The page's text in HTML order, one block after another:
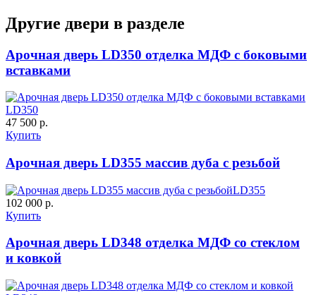
Д-37 Н
C60
Другие двери в разделе
Арочная дверь LD350 отделка МДФ с боковыми
вставками
LD350
47 500 р.
Купить
Арочная дверь LD355 массив дуба с резьбой
LD355
102 000 р.
Купить
Арочная дверь LD348 отделка МДФ со стеклом
и ковкой